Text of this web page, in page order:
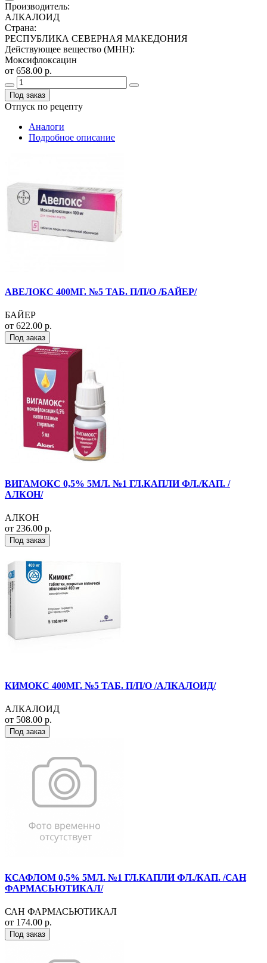
Производитель:
АЛКАЛОИД
Страна:
РЕСПУБЛИКА СЕВЕРНАЯ МАКЕДОНИЯ
Действующее вещество (МНН):
Моксифлоксацин
от 658.00 р.
Под заказ
Отпуск по рецепту
Аналоги
Подробное описание
АВЕЛОКС 400МГ. №5 ТАБ. П/П/О /БАЙЕР/
БАЙЕР
от 622.00 р.
Под заказ
ВИГАМОКС 0,5% 5МЛ. №1 ГЛ.КАПЛИ ФЛ./КАП. /
АЛКОН/
АЛКОН
от 236.00 р.
Под заказ
КИМОКС 400МГ. №5 ТАБ. П/П/О /АЛКАЛОИД/
АЛКАЛОИД
от 508.00 р.
Под заказ
КСАФЛОМ 0,5% 5МЛ. №1 ГЛ.КАПЛИ ФЛ./КАП. /САН
ФАРМАСЬЮТИКАЛ/
САН ФАРМАСЬЮТИКАЛ
от 174.00 р.
Под заказ